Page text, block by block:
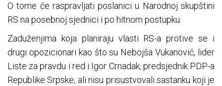
O tome će raspravljati poslanici u Narodnoj skupštini
RS na posebnoj sjednici i po hitnom postupku.
Zaduženjima koja planiraju vlasti RS-a protive se i
drugi opozicionari kao što su Nebojša Vukanović, lider
Liste za pravdu i red i Igor Crnadak, predsjednik PDP-a
Republike Srpske, ali nisu prisustvovali sastanku koji je